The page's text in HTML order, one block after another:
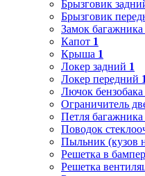
Брызговик
Брызговик
Замок багажника
Капот 1
Крыша 1
Локер задний 1
Локер передний 1
Лючок бензобака
Ограничитель
Петля багажника
Поводок
Пыльник (кузов
Решетка в бампер
Решетка